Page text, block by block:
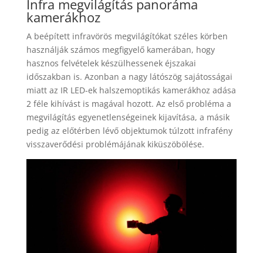
Infra megvilágítás panoráma
kamerákhoz
A beépített infravörös megvilágítókat széles körben
használják számos megfigyelő kamerában, hogy
hasznos felvételek készülhessenek éjszakai
időszakban is. Azonban a nagy látószög sajátosságai
miatt az IR LED-ek halszemoptikás kamerákhoz adása
2 féle kihívást is magával hozott. Az első probléma a
megvilágítás egyenetlenségeinek kijavítása, a másik
pedig az előtérben lévő objektumok túlzott infrafény
visszaverődési problémájának kiküszöbölése.